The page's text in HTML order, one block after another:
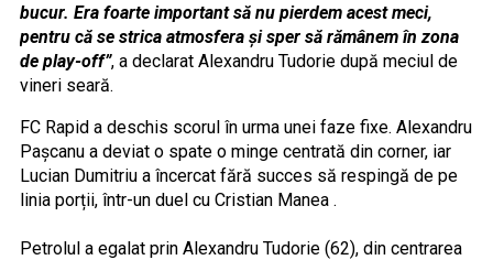
bucur. Era foarte important să nu pierdem acest meci,
pentru că se strica atmosfera și sper să rămânem în zona
de play-off”, a declarat Alexandru Tudorie după meciul de
vineri seară.
FC Rapid a deschis scorul în urma unei faze fixe. Alexandru
Pașcanu a deviat o spate o minge centrată din corner, iar
Lucian Dumitriu a încercat fără succes să respingă de pe
linia porții, într-un duel cu Cristian Manea .
Petrolul a egalat prin Alexandru Tudorie (62), din centrarea